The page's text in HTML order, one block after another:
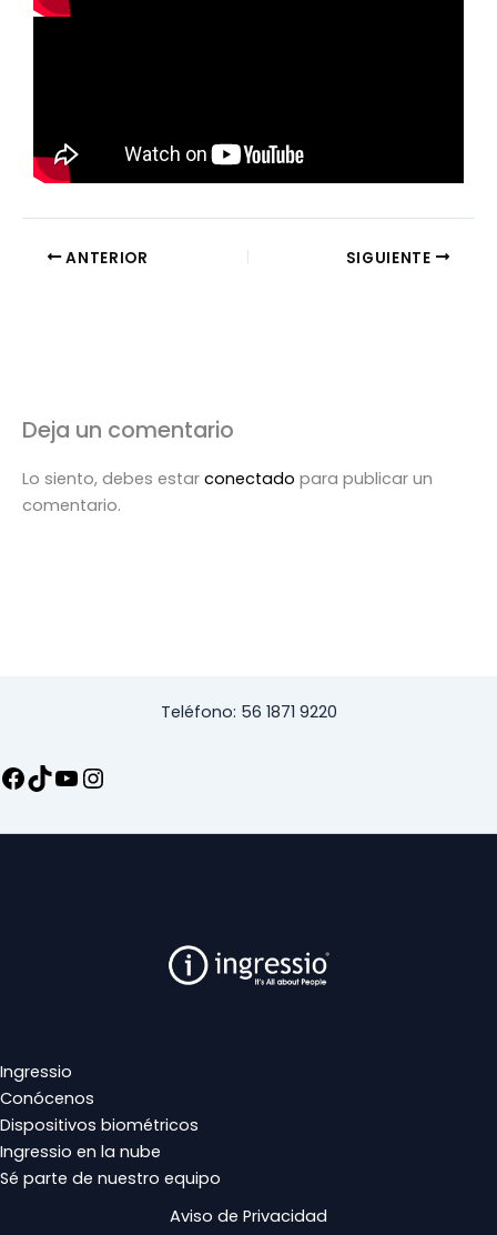
ANTERIOR SIGUIENTE
Deja un comentario
Lo siento, debes estar conectado para publicar un
comentario.
Teléfono: 56 1871 9220
Ingressio
Conócenos
Dispositivos biométricos
Ingressio en la nube
Sé parte de nuestro equipo
Aviso de Privacidad